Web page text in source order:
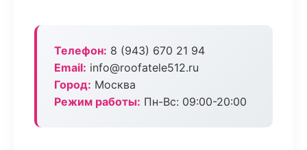
Телефон: 8 (943) 670 21 94
Email: info@roofatele512.ru
Город: Москва
Режим работы: Пн-Вс: 09:00-20:00